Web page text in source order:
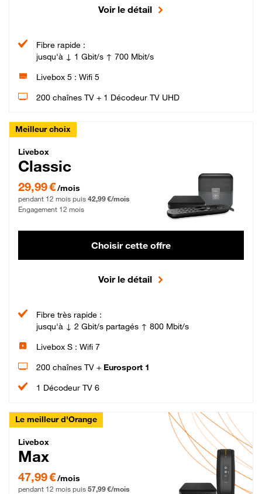
Voir le détail
Fibre rapide :
jusqu'à ↓ 1 Gbit/s ↑ 700 Mbit/s
Livebox 5 : Wifi 5
200 chaînes TV + 1 Décodeur TV UHD
Meilleur choix
Livebox Classic Fibre
Livebox
Classic
29,99 € par mois pendant 12 mois puis 42,99 € par mois, Engagement 12 mois
29,99 €/mois
pendant 12 mois puis 42,99 €/mois
Engagement 12 mois
Choisir cette offre
Voir le détail
Fibre très rapide :
jusqu'à ↓ 2 Gbit/s partagés ↑ 800 Mbit/s
Livebox S : Wifi 7
200 chaînes TV + Eurosport 1
1 Décodeur TV 6
Le meilleur d'Orange
Livebox Max Fibre
Livebox
Max
47,99 € par mois pendant 12 mois puis 57,99 € par mois, Engagement 12 mois
47,99 €/mois
pendant 12 mois puis 57,99 €/mois